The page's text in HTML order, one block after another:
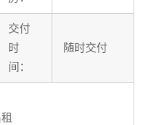
交付
时
间：
随时交付